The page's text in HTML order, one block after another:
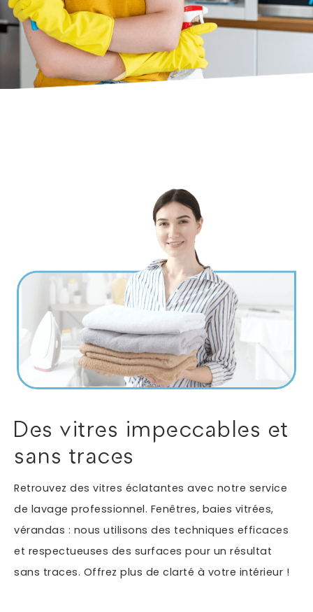
Des vitres impeccables et
sans traces
Retrouvez des vitres éclatantes avec notre service
de lavage professionnel. Fenêtres, baies vitrées,
vérandas : nous utilisons des techniques efficaces
et respectueuses des surfaces pour un résultat
sans traces. Offrez plus de clarté à votre intérieur !
Ville*
Jardinage
Petits travaux de bricolage
Autres services
Informations supplémentaires du besoin
En soumettant ce formulaire, j'accepte que les
informations saisies soient exploitées dans le cadre